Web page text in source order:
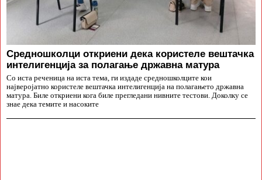
Средношколци откриени дека користеле вештачка
интелигенција за полагање државна матура
Со иста реченица на иста тема, ги издаде средношколците кои
најверојатно користеле вештачка интелигенција на полагањето државна
матура. Биле откриени кога биле прегледани нивните тестови. Доколку се
знае дека темите и насоките